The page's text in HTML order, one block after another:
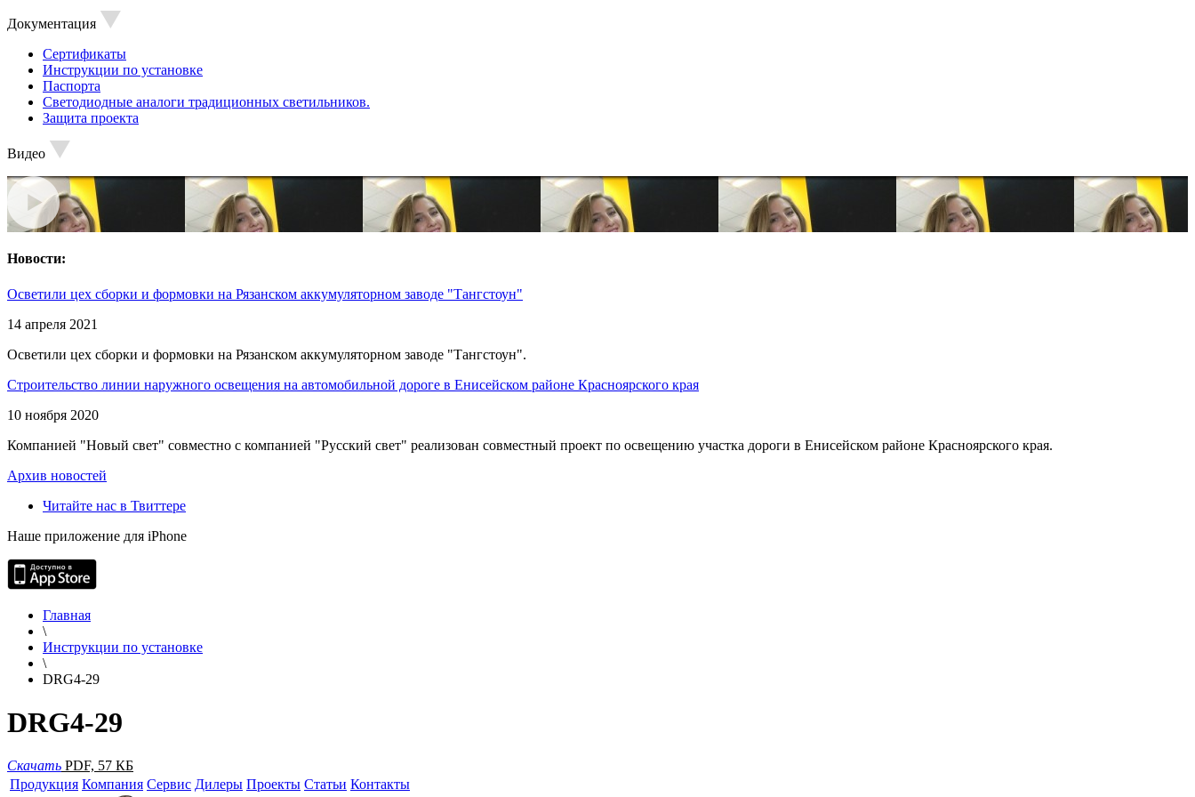
Документация
Сертификаты
Инструкции по установке
Паспорта
Светодиодные аналоги традиционных светильников.
Защита проекта
Видео
Новости:
Осветили цех сборки и формовки на Рязанском аккумуляторном заводе "Тангстоун"
14 апреля 2021
Осветили цех сборки и формовки на Рязанском аккумуляторном заводе "Тангстоун".
Строительство линии наружного освещения на автомобильной дороге в Енисейском районе Красноярского края
10 ноября 2020
Компанией "Новый свет" совместно с компанией "Русский свет" реализован совместный проект по освещению участка дороги в Енисейском районе Красноярского края.
Архив новостей
Читайте нас в Твиттере
Наше приложение для iPhone
Главная
\
Инструкции по установке
\
DRG4-29
DRG4-29
Скачать PDF, 57 КБ
Продукция Компания Сервис Дилеры Проекты Статьи Контакты